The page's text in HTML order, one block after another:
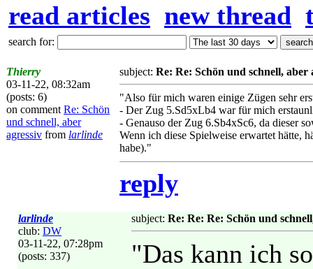
read articles new thread
search for:
Thierry
03-11-22, 08:32am
(posts: 6)
on comment Re: Schön
und schnell, aber
agressiv from larlinde
subject: Re: Re: Schön und schnell, aber
"Also für mich waren einige Zügen sehr
- Der Zug 5.Sd5xLb4 war für mich
- Genauso der Zug 6.Sb4xSc6, da dieser
Wenn ich diese Spielweise erwartet hätte,
habe)."
reply
larlinde
club: DW
03-11-22, 07:28pm
(posts: 337)
subject: Re: Re: Re: Schön und
"Das kann ich